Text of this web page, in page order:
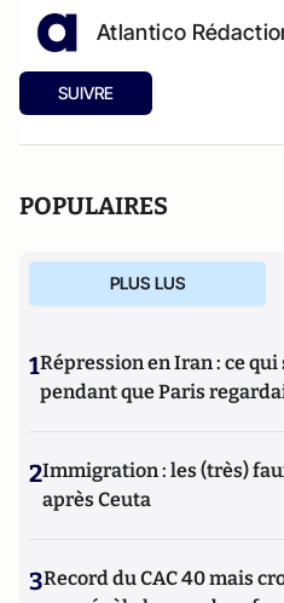
Atlantico
SUIVRE
POPULAIRES
PLUS LUS
1Répression en Iran : ce
pendant que Paris
2Immigration : les (très)
après Ceuta
3Record du CAC 40 mais